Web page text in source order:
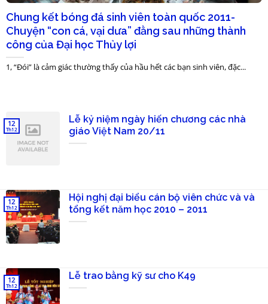
Chung kết bóng đá sinh viên toàn quốc 2011-
Chuyện “con cá, vại dưa” đằng sau những thành
công của Đại học Thủy lợi
1, “Đói” là cảm giác thường thấy của hầu hết các bạn sinh viên, đặc...
Lễ kỷ niệm ngày hiến chương các nhà
giáo Việt Nam 20/11
12
Th12
Hội nghị đại biểu cán bộ viên chức và và
tổng kết năm học 2010 – 2011
12
Th12
Lễ trao bằng kỹ sư cho K49
12
Th12